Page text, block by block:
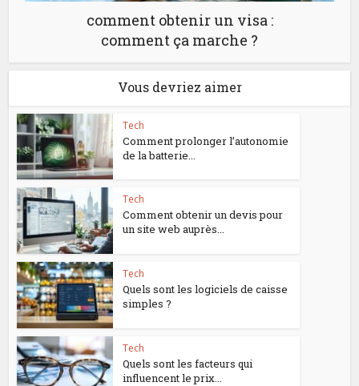
comment obtenir un visa :
comment ça marche ?
Vous devriez aimer
Tech
Comment prolonger l’autonomie
de la batterie...
Tech
Comment obtenir un devis pour
un site web auprès...
Tech
Quels sont les logiciels de caisse
simples ?
Tech
Quels sont les facteurs qui
influencent le prix...